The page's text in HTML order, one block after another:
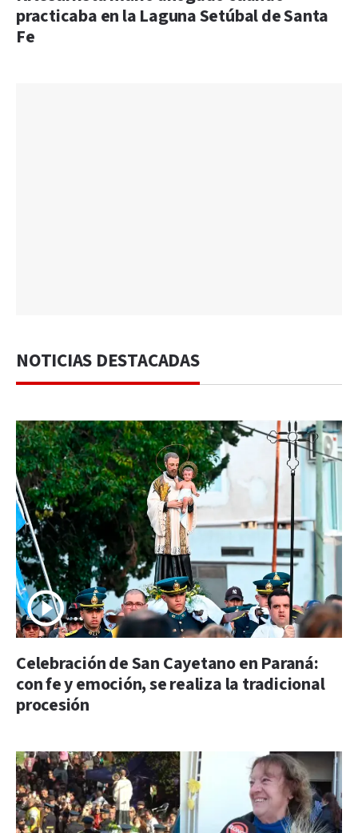
practicaba en la Laguna Setúbal de Santa
Fe
NOTICIAS DESTACADAS
Celebración de San Cayetano en Paraná:
con fe y emoción, se realiza la tradicional
procesión